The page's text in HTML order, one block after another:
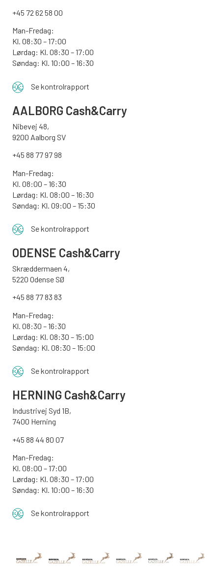
+45 72 62 58 00
Man-Fredag:
Kl. 08:30 – 17:00
Lørdag: Kl. 08:30 – 17:00
Søndag: Kl. 10:00 – 16:30
Se kontrolrapport
AALBORG Cash&Carry
Nibevej 48,
9200 Aalborg SV
+45 88 77 97 98
Man-Fredag:
Kl. 08:00 – 16:30
Lørdag: Kl. 08:00 – 16:30
Søndag: Kl. 09:00 – 15:30
Se kontrolrapport
ODENSE Cash&Carry
Skræddermaen 4,
5220 Odense SØ
+45 88 77 83 83
Man-Fredag:
Kl. 08:30 – 16:30
Lørdag: Kl. 08:30 – 15:00
Søndag: Kl. 08:30 – 15:00
Se kontrolrapport
HERNING Cash&Carry
Industrivej Syd 1B,
7400 Herning
+45 88 44 80 07
Man-Fredag:
Kl. 08:00 – 17:00
Lørdag: Kl. 08:30 – 17:00
Søndag: Kl. 10:00 – 16:30
Se kontrolrapport